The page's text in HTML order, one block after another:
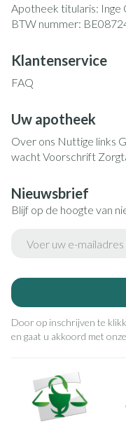
Apotheek titularis: Inge
BTW nummer:
Klantenservice
FAQ
Uw apotheek
Over ons Nuttige links
wachtVoorschrift
Nieuwsbrief
Blijf op de hoogte van
Door op inschrijven te
en gaat u akkoord met onze